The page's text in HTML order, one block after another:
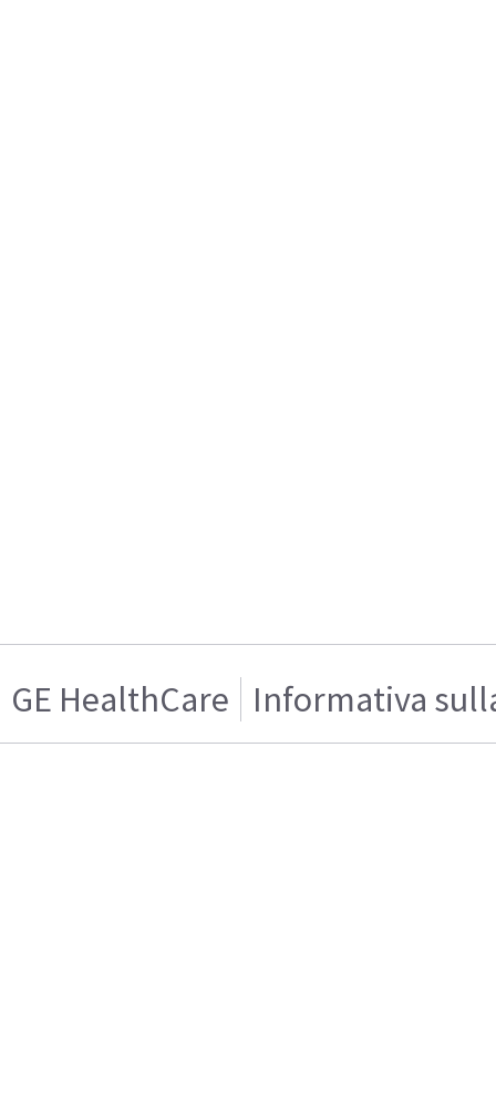
GE HealthCare Informativa